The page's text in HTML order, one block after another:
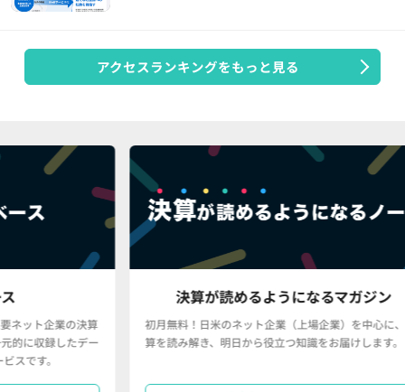
アクセスランキングをもっと見る
決算
たデー
決算が読めるようになるマガジン
初月無料！日米のネット企業（上場企業）を中心に、決
算を読み解き、明日から役立つ知識をお届けします。